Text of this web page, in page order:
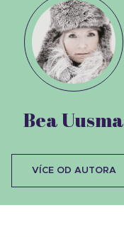
Bea Uusma
VÍCE OD AUTORA